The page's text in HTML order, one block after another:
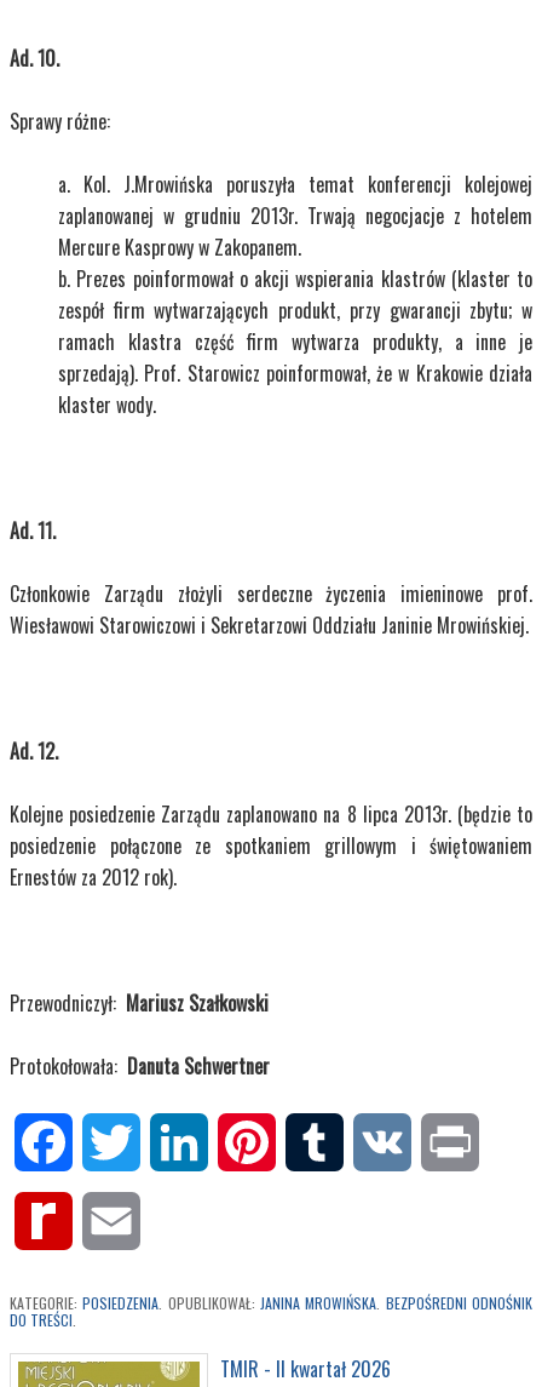
Ad. 10.
Sprawy różne:
Kol. J.Mrowińska poruszyła temat konferencji kolejowej
zaplanowanej w grudniu 2013r. Trwają negocjacje z hotelem
Mercure Kasprowy w Zakopanem.
Prezes poinformował o akcji wspierania klastrów (klaster to
zespół firm wytwarzających produkt, przy gwarancji zbytu; w
ramach klastra część firm wytwarza produkty, a inne je
sprzedają). Prof. Starowicz poinformował, że w Krakowie działa
klaster wody.
Ad. 11.
Członkowie Zarządu złożyli serdeczne życzenia imieninowe prof.
Wiesławowi Starowiczowi i Sekretarzowi Oddziału Janinie Mrowińskiej.
Ad. 12.
Kolejne posiedzenie Zarządu zaplanowano na 8 lipca 2013r. (będzie to
posiedzenie połączone ze spotkaniem grillowym i świętowaniem
Ernestów za 2012 rok).
Przewodniczył: Mariusz Szałkowski
Protokołowała: Danuta Schwertner
Facebook Twitter LinkedIn Pinterest Tumblr VK
Rediff
KATEGORIE:POSIEDZENIA . OPUBLIKOWAŁ: JANINA MROWIŃSKA BEZPOŚREDNI ODNOŚNIK
DO TREŚCI
TMIR - II kwartał 2026